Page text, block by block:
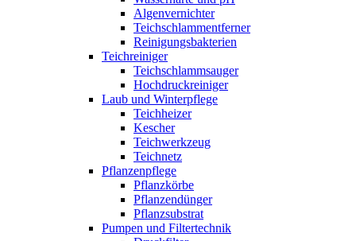
Algenvernichter
Teichschlammentferner
Reinigungsbakterien
Teichreiniger
Teichschlammsauger
Hochdruckreiniger
Laub und Winterpflege
Teichheizer
Kescher
Teichwerkzeug
Teichnetz
Pflanzenpflege
Pflanzkörbe
Pflanzendünger
Pflanzsubstrat
Pumpen und Filtertechnik